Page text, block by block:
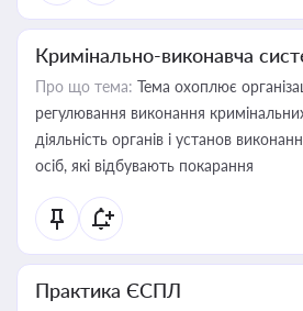
Кримінально-виконавча
Про що тема: Тема охоплює
регулювання виконання
діяльність органів і установ
осіб, які відбувають покарання
Практика ЄСПЛ